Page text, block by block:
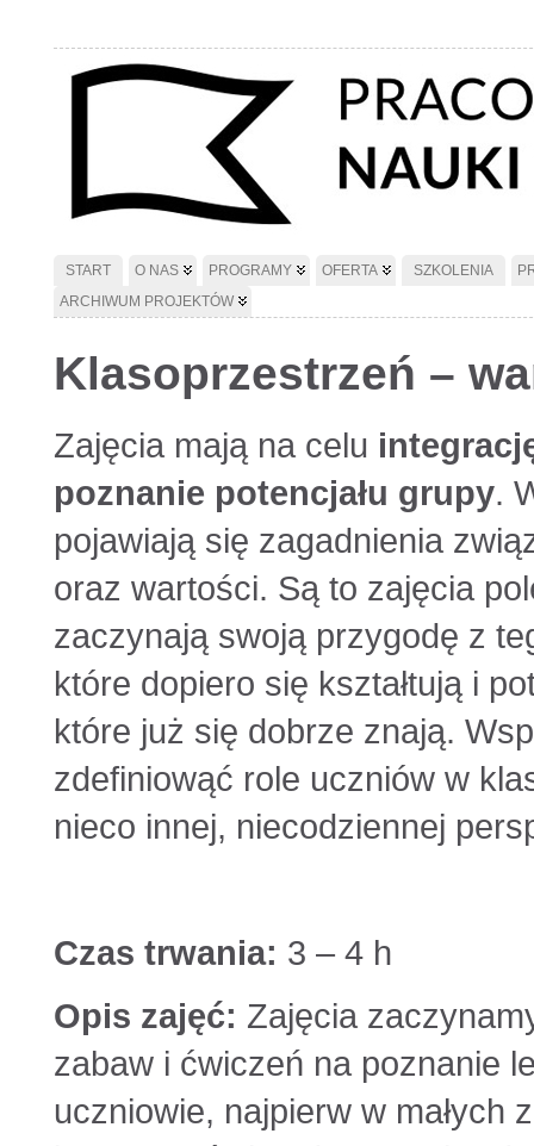
START O NAS PROGRAMY OFERTA SZKOLENIA
ARCHIWUM PROJEKTÓW
Klasoprzestrzeń –
Zajęcia mają na celu
poznanie potencjału grupy.
pojawiają się zagadnienia
oraz wartości. Są to zajęcia
zaczynają swoją przygodę z
które dopiero się kształtują i
które już się dobrze znają.
zdefiniowąć role uczniów w
nieco innej, niecodziennej
Czas trwania: 3 – 4 h
Opis zajęć: Zajęcia
zabaw i ćwiczeń na poznanie
uczniowie, najpierw w małych